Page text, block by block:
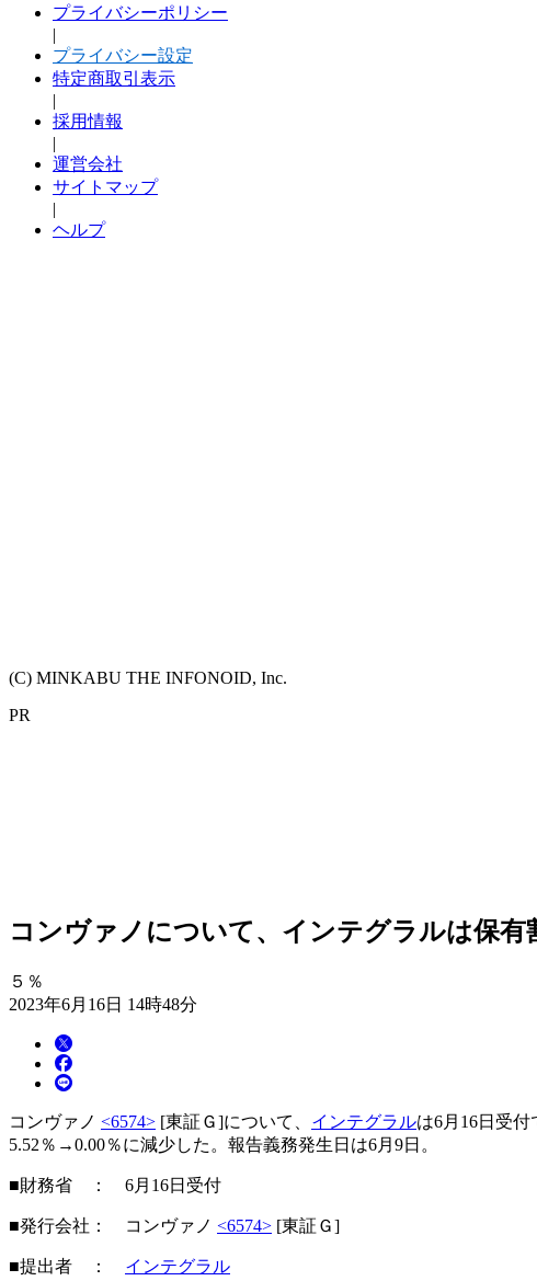
プライバシーポリシー
|
プライバシー設定
特定商取引表示
|
採用情報
|
運営会社
サイトマップ
|
ヘルプ
(C) MINKABU THE INFONOID, Inc.
PR
コンヴァノについて、インテグラルは保有
５％
2023年6月16日 14時48分
コンヴァノ <6574> [東証Ｇ]について、 インテグラルは6月16日受
5.52％→0.00％に減少した。報告義務発生日は6月9日。
■財務省 ： 6月16日受付
■発行会社： コンヴァノ <6574> [東証Ｇ]
■提出者 ： インテグラル